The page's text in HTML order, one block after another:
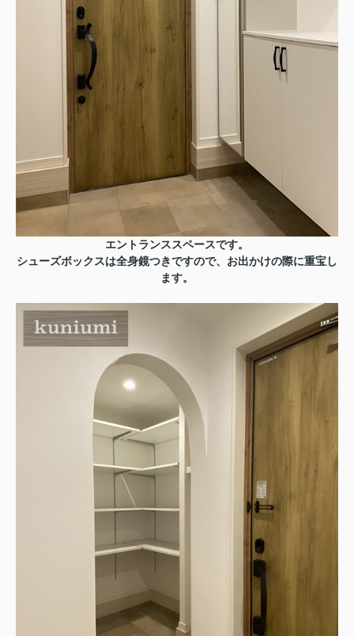
エントランススペースです。
シューズボックスは全身鏡つきですので、お出かけの際に重宝し
ます。